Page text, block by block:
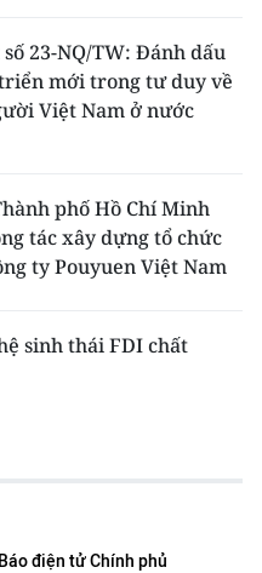
23-NQ/TW: Đánh dấu
mới trong tư duy về
Việt Nam ở nước
phố Hồ Chí Minh
tác xây dựng tổ chức
ty Pouyuen Việt Nam
sinh thái FDI chất
Báo điện tử Chính phủ